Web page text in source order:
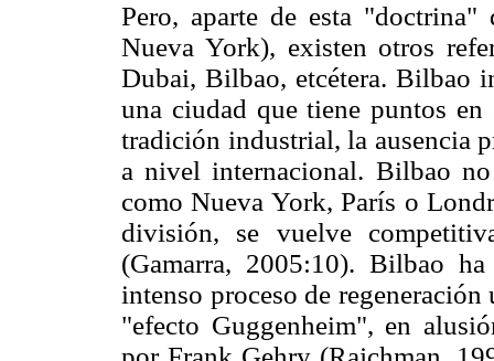
Pero, aparte de esta
Nueva York), existen otros
Dubai, Bilbao, etcétera. Bilbao
una ciudad que tiene puntos
tradición industrial, la ausencia
a nivel internacional. Bilbao
como Nueva York, París o
división, se vuelve
(Gamarra, 2005:10). Bilbao
intenso proceso de
"efecto Guggenheim", en